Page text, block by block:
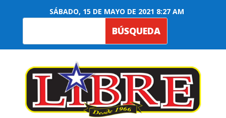
SÁBADO, 15 DE MAYO DE 2021 8:27 AM